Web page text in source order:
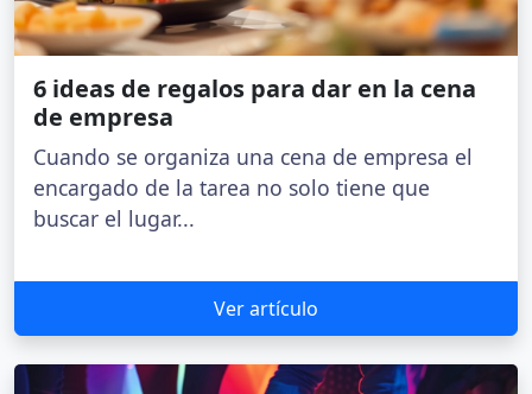
6 ideas de regalos para dar en la cena
de empresa
Cuando se organiza una cena de empresa el
encargado de la tarea no solo tiene que
buscar el lugar...
Ver artículo